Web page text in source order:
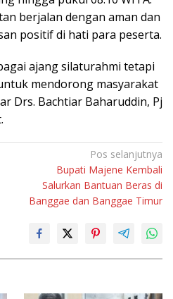
berjalan dengan aman dan
positif di hati para peserta.
ajang silaturahmi tetapi
mendorong masyarakat
Drs. Bachtiar Baharuddin, Pj
Pos selanjutnya
Bupati Majene Kembali
Salurkan Bantuan Beras di
Banggae dan Banggae Timur